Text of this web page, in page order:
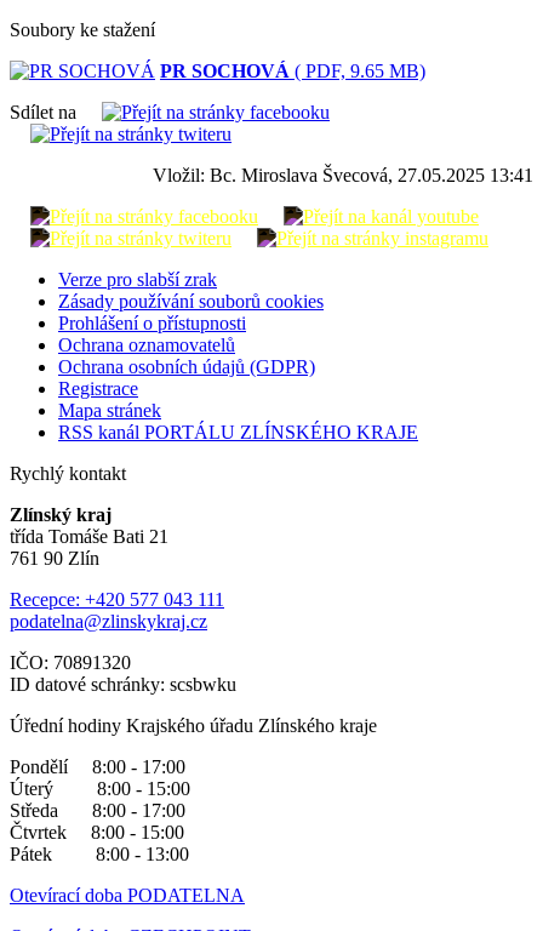
Soubory ke stažení
PR SOCHOVÁ ( PDF, 9.65 MB)
Sdílet na
Vložil: Bc. Miroslava Švecová, 27.05.2025 13:41
Verze pro slabší zrak
Zásady používání souborů cookies
Prohlášení o přístupnosti
Ochrana oznamovatelů
Ochrana osobních údajů (GDPR)
Registrace
Mapa stránek
RSS kanál PORTÁLU ZLÍNSKÉHO KRAJE
Rychlý kontakt
Zlínský kraj
třída Tomáše Bati 21
761 90 Zlín
Recepce: +420 577 043 111
podatelna@zlinskykraj.cz
IČO: 70891320
ID datové schránky: scsbwku
Úřední hodiny Krajského úřadu Zlínského kraje
Pondělí 8:00 - 17:00
Úterý 8:00 - 15:00
Středa 8:00 - 17:00
Čtvrtek 8:00 - 15:00
Pátek 8:00 - 13:00
Otevírací doba PODATELNA